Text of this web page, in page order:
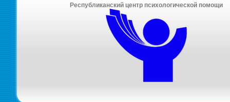
Республиканский центр психологической помощи